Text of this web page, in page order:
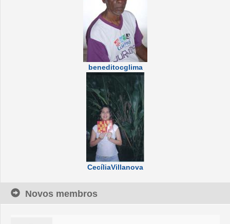
beneditocglima
CecíliaVillanova
Novos membros